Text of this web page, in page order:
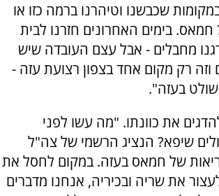
שכבשנו וטיהרנו ברמה כזו או
בימים האחרונים חזרנו לבית
מחבלים - אבל עצם העובדה שיש
רק מקום אחד בצפון רצועת עזה -
בעזה".
את כוונתו. "מה עשו לפני
שיפא? הנציג הרשמי של צה"ל
של חמאס בעזה. במקום לחסל את
את שריה ובכיריה, אנחנו מדברים